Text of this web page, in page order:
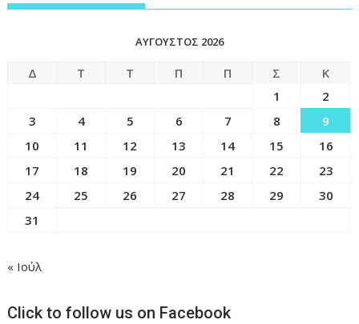
ΑΎΓΟΥΣΤΟΣ 2026
Δ Τ Τ Π Π Σ
Κ
1
2
3
4 5 6 7 8
9
10
11 12 13 14 15
16
17
18 19 20 21 22
23
24
25 26 27 28 29
30
31
« Ιούλ
Click to follow us on Facebook